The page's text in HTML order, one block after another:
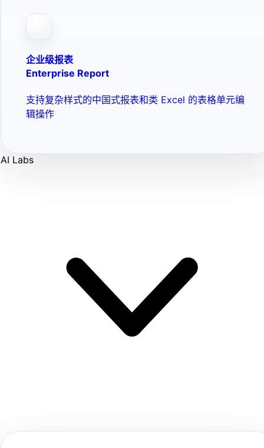
企业级报表
Enterprise Report
支持复杂样式的中国式报表和类 Excel 的表格单元编
辑操作
AI Labs